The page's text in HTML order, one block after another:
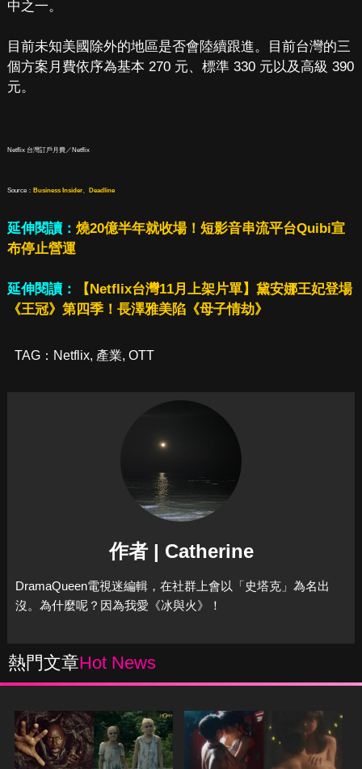
中之一。
目前未知美國除外的地區是否會陸續跟進。目前台灣的三
個方案月費依序為基本 270 元、標準 330 元以及高級 390
元。
Netflix 台灣訂戶月費／Netflix
Source： Business Insider、 Deadline
延伸閱讀： 燒20億半年就收場！短影音串流平台Quibi宣
布停止營運
延伸閱讀：
【Netflix台灣11月上架片單】黛安娜王妃登場
《王冠》第四季！長澤雅美陷《母子情劫》
TAG： Netflix, 產業, OTT
作者 | Catherine
DramaQueen電視迷編輯，在社群上會以「史塔克」為名出
沒。為什麼呢？因為我愛《冰與火》！
熱門文章Hot News